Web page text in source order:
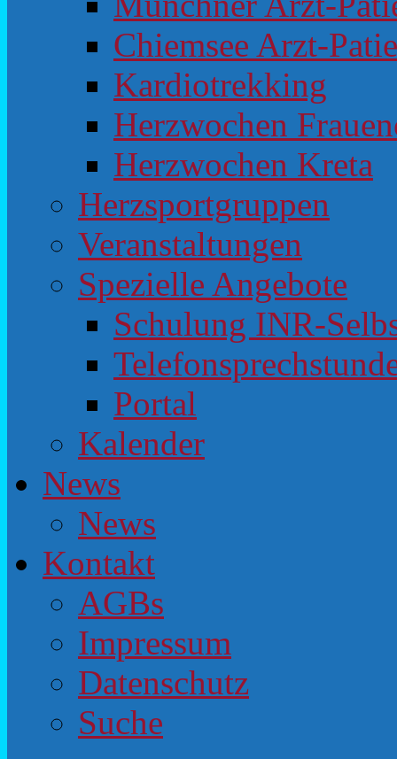
Chiemsee Arzt-
Kardiotrekking
Herzwochen
Herzwochen Kreta
Herzsportgruppen
Veranstaltungen
Spezielle Angebote
Schulung INR-
Portal
Kalender
News
News
Kontakt
AGBs
Impressum
Datenschutz
Suche